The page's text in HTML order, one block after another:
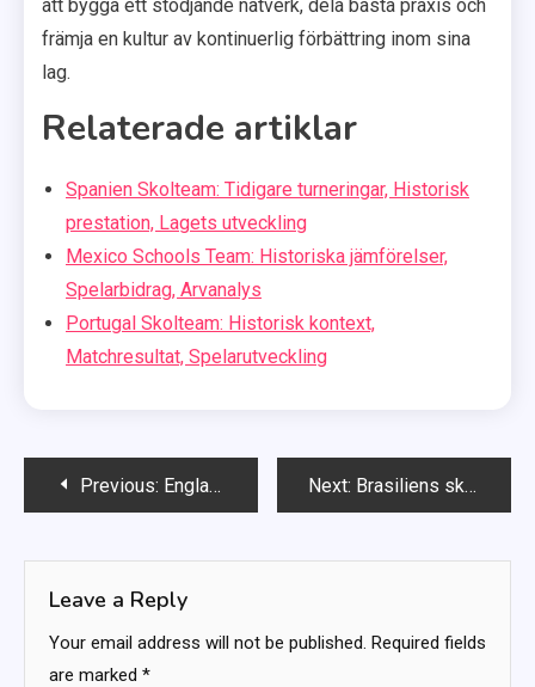
att bygga ett stödjande nätverk, dela bästa praxis och
främja en kultur av kontinuerlig förbättring inom sina
lag.
Relaterade artiklar
Spanien Skolteam: Tidigare turneringar, Historisk
prestation, Lagets utveckling
Mexico Schools Team: Historiska jämförelser,
Spelarbidrag, Arvanalys
Portugal Skolteam: Historisk kontext,
Matchresultat, Spelarutveckling
PostPrevious: England Schools Team: Historiskt arv, Tidigare prestationer, Nyckelspelare Next: Brasiliens skolteam: Offensiva taktik, Defensiva uppställningar, Spelplaner
Leave a Reply
Your email address will not be published. Required fields
are marked *